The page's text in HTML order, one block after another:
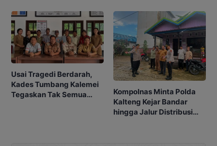
Usai Tragedi Berdarah,
Kades Tumbang Kalemei
Tegaskan Tak Semua
Kompolnas Minta Polda
Kalteng Kejar Bandar
hingga Jalur Distribusi